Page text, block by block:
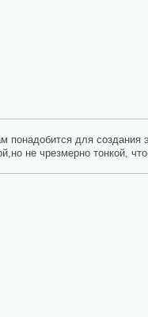
для создания
не чрезмерно тонкой,